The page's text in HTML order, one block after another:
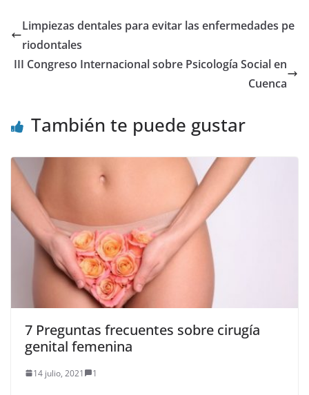
Limpiezas dentales para evitar las enfermedades pe
riodontales
III Congreso Internacional sobre Psicología Social en
Cuenca
También te puede gustar
7 Preguntas frecuentes sobre cirugía
genital femenina
14 julio, 2021 1